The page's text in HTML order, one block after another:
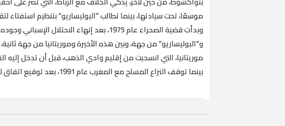
موسعًا، تحت سيادتها، بينما تطالب ”البوليساريو“ بتنظيم استفتاء
وبدأت قضية الصحراء عام 1975، بعد إنهاء
موريتانيا، التي انسحبت من إقليم وادي الذهب، قبل أن تدخل إليه
بينما توقف النزاع المسلح مع المغرب عام 1991، بعد توقيع اتفاق لوقف إطلاق النار.